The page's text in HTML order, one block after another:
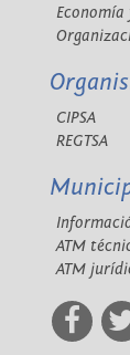
Economía
CIPSA
REGTSA
ATM
ATM